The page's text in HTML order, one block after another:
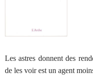
Les astres donnent des
de les voir est un agent